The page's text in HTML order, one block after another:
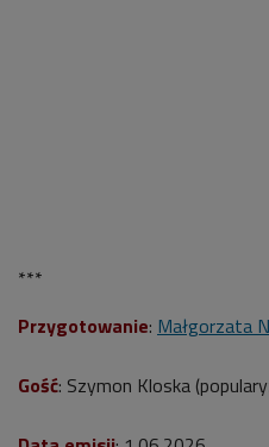
***
Przygotowanie: Małgorzata
Gość: Szymon Kloska